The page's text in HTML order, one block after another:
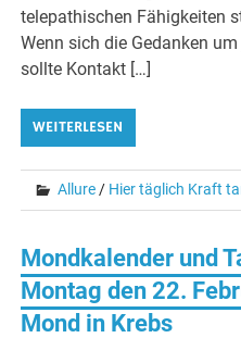
telepathischen Fähigkeiten
Wenn sich die Gedanken
sollte Kontakt […]
WEITERLESEN
Allure / Hier täglich Kraft
Mondkalender und
Montag den 22.
Mond in Krebs